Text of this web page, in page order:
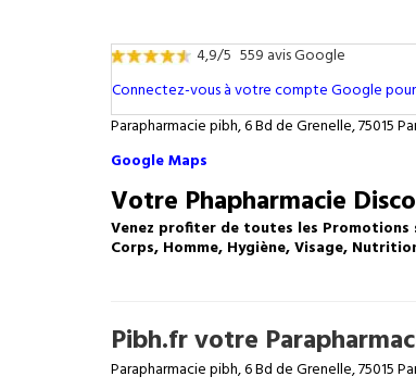
4,9/5 559 avis Google
Connectez-vous à votre compte Google pour
Parapharmacie pibh, 6 Bd de Grenelle, 75015
Google Maps
Votre Phapharmacie
Venez profiter de toutes les Promotions
Corps, Homme, Hygiène, Visage,
Pibh.fr votre
Parapharmacie pibh, 6 Bd de Grenelle, 75015